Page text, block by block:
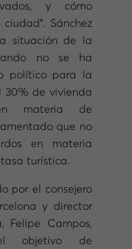
y cómo
Sánchez
situación de la
no se ha
político para la
30% de vivienda
materia de
que no
en materia
turística.
por el consejero
y director
Felipe Campos,
objetivo de